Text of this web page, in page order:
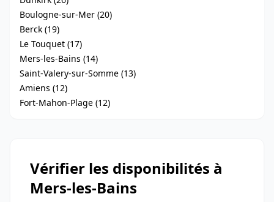
Boulogne-sur-Mer (20)
Berck (19)
Le Touquet (17)
Mers-les-Bains (14)
Saint-Valery-sur-Somme (13)
Amiens (12)
Fort-Mahon-Plage (12)
Vérifier les disponibilités à
Mers-les-Bains